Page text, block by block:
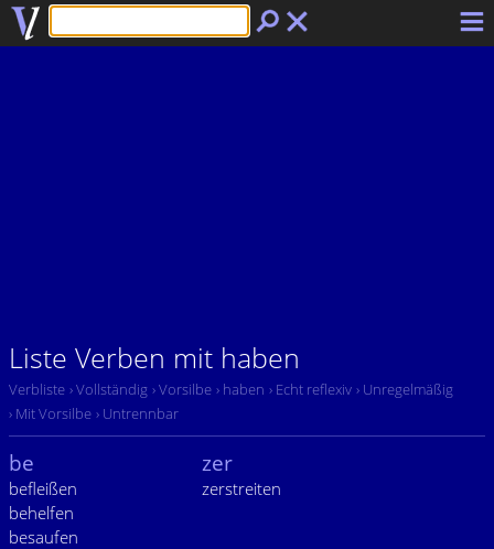
Liste Verben mit haben
Verbliste › Vollständig › Vorsilbe › haben › Echt reflexiv › Unregelmäßig
› Mit Vorsilbe › Untrennbar
be
befleißen
behelfen
besaufen
zer
zerstreiten